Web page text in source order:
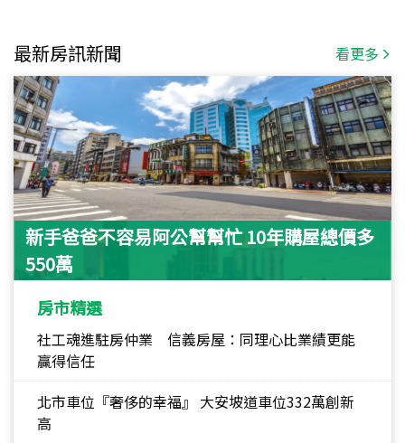
最新房訊新聞 看更多
新手爸爸不容易阿公幫幫忙 10年購屋總價多
550萬
房市精選
社工魂進駐房仲業 信義房屋：同理心比業績更能
贏得信任
北市車位『奢侈的幸福』 大安坡道車位332萬創新
高